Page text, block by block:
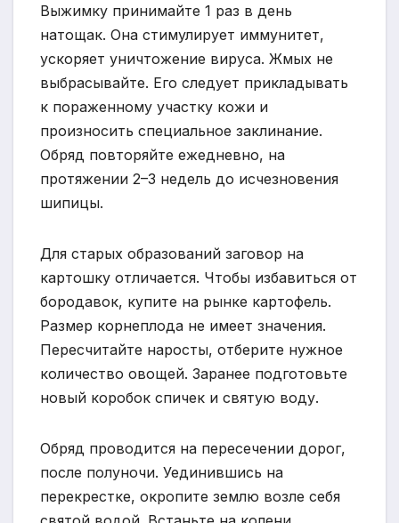
Выжимку принимайте 1 раз в день
натощак. Она стимулирует иммунитет,
ускоряет уничтожение вируса. Жмых не
выбрасывайте. Его следует прикладывать
к пораженному участку кожи и
произносить специальное заклинание.
Обряд повторяйте ежедневно, на
протяжении 2–3 недель до исчезновения
шипицы.
Для старых образований заговор на
картошку отличается. Чтобы избавиться от
бородавок, купите на рынке картофель.
Размер корнеплода не имеет значения.
Пересчитайте наросты, отберите нужное
количество овощей. Заранее подготовьте
новый коробок спичек и святую воду.
Обряд проводится на пересечении дорог,
после полуночи. Уединившись на
перекрестке, окропите землю возле себя